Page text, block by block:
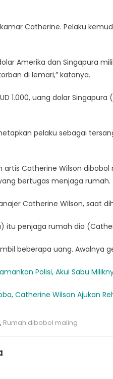
Catherine. Pelaku
Amerika dan Singapura
di lemari,” katanya.
1.000, uang dolar
pelaku sebagai
Catherine Wilson
bertugas menjaga rumah.
Catherine Wilson, saat
itu penjaga rumah dia
beberapa uang. Awalnya
Polisi, Akui Sabu
Catherine Wilson Ajukan
, Rumah dibobol maling